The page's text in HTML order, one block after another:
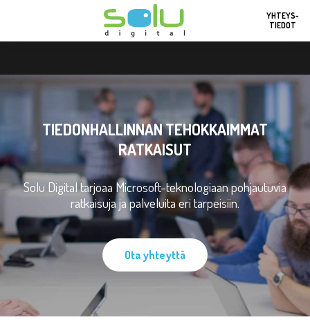
YHTEYS-
TIEDOT
TIEDONHALLINNAN TEHOKKAIMMAT
RATKAISUT
Solu Digital tarjoaa Microsoft-teknologiaan pohjautuvia
ratkaisuja ja palveluita eri tarpeisiin.
Ota yhteyttä